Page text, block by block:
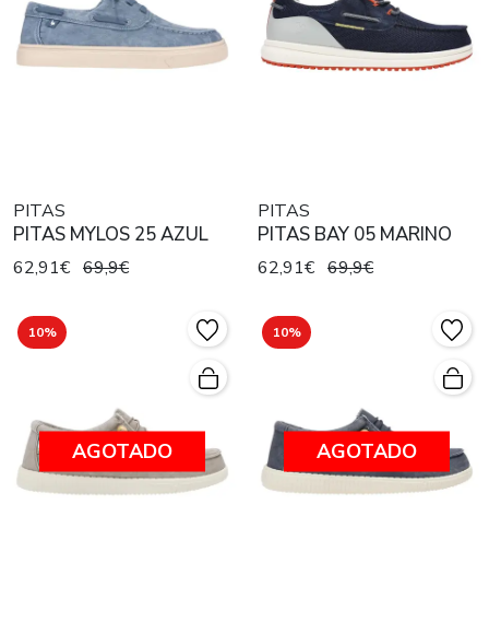
PITAS
PITAS MYLOS 25 AZUL
62,91€ 69,9€
PITAS
PITAS BAY 05 MARINO
62,91€ 69,9€
10%
AGOTADO
10%
AGOTADO